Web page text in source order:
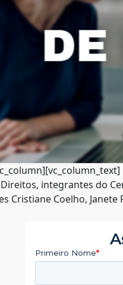
integrantes do
Cristiane Coelho, Janete